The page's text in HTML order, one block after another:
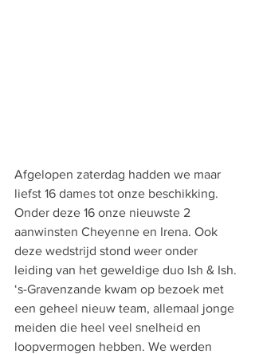
Afgelopen zaterdag hadden we maar
liefst 16 dames tot onze beschikking.
Onder deze 16 onze nieuwste 2
aanwinsten Cheyenne en Irena. Ook
deze wedstrijd stond weer onder
leiding van het geweldige duo Ish & Ish.
‘s-Gravenzande kwam op bezoek met
een geheel nieuw team, allemaal jonge
meiden die heel veel snelheid en
loopvermogen hebben. We werden